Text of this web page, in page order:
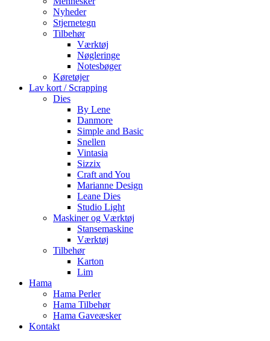
Nyheder
Stjernetegn
Tilbehør
Værktøj
Nøgleringe
Notesbøger
Køretøjer
Lav kort / Scrapping
Dies
By Lene
Danmore
Simple and Basic
Snellen
Vintasia
Sizzix
Craft and You
Marianne Design
Leane Dies
Studio Light
Maskiner og Værktøj
Stansemaskine
Værktøj
Tilbehør
Karton
Lim
Hama
Hama Perler
Hama Tilbehør
Hama Gaveæsker
Kontakt